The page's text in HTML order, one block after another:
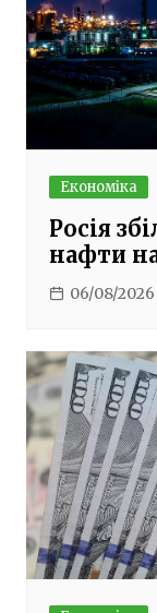
Економіка
Росія
нафти
06/08/2026